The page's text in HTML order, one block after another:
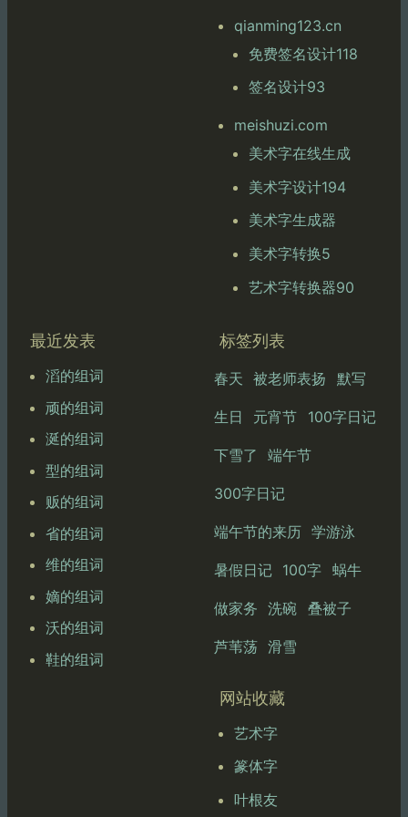
qianming123.cn
免费签名设计118
签名设计93
meishuzi.com
美术字在线生成
美术字设计194
美术字生成器
美术字转换5
艺术字转换器90
最近发表
滔的组词
顽的组词
涎的组词
型的组词
贩的组词
省的组词
维的组词
嫡的组词
沃的组词
鞋的组词
标签列表
春天 被老师表扬 默写
生日 元宵节 100字日记
下雪了 端午节
300字日记
端午节的来历 学游泳
暑假日记 100字 蜗牛
做家务 洗碗 叠被子
芦苇荡 滑雪
网站收藏
艺术字
篆体字
叶根友